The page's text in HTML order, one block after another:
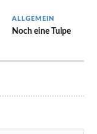
ALLGEMEIN
Noch eine Tulpe